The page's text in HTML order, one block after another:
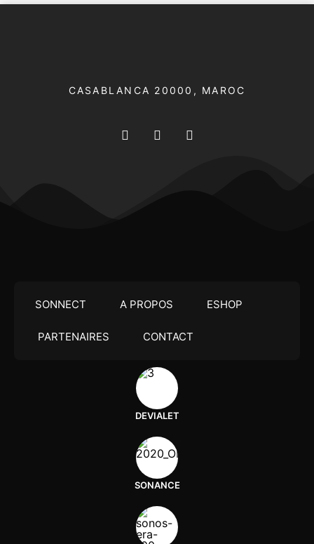
CASABLANCA 20000​, MAROC
SONNECT A PROPOS ESHOP
PARTENAIRES CONTACT
DEVIALET
SONANCE